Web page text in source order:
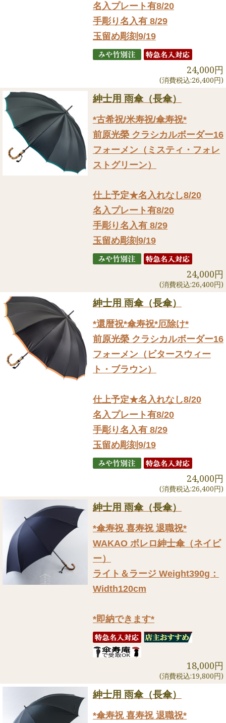
名入プレート有8/20
手彫り名入有 8/29
玉留め彫刻9/19
24,000円
(消費税込:26,400円)
紳士用 雨傘（長傘）
*古希祝/米寿祝/傘寿祝*
前原光榮 クラシカルボーダー16
フォーメン（ミスティ・フォレ
ストグリーン）
仕上予定★名入れなし8/20
名入プレート有8/20
手彫り名入有 8/29
玉留め彫刻9/19
24,000円
(消費税込:26,400円)
紳士用 雨傘（長傘）
*還暦祝*傘寿祝*厄除け*
前原光榮 クラシカルボーダー16
フォーメン（ビタースウィー
ト・ブラウン）
仕上予定★名入れなし8/20
名入プレート有8/20
手彫り名入有 8/29
玉留め彫刻9/19
24,000円
(消費税込:26,400円)
紳士用 雨傘（長傘）
*傘寿祝 喜寿祝 退職祝*
WAKAO ボレロ紳士傘（ネイビ
ー）
ライト＆ラージ Weight390g：
Width120cm
*即納できます*
18,000円
(消費税込:19,800円)
紳士用 雨傘（長傘）
*傘寿祝 喜寿祝 退職祝*